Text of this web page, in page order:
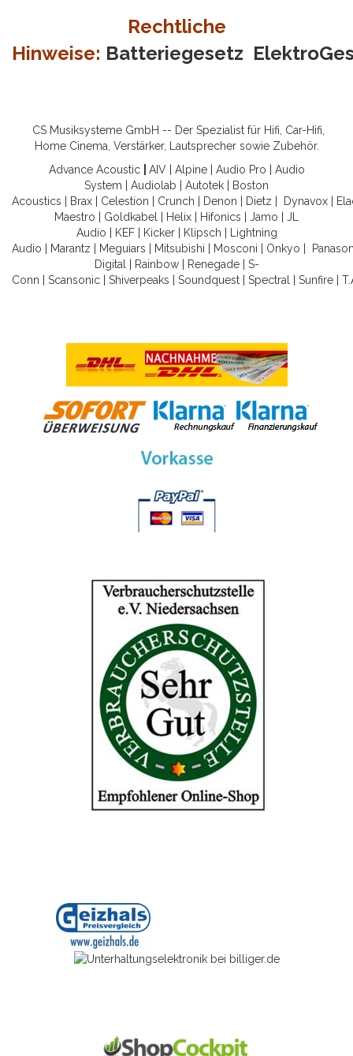
Rechtliche
Hinweise: Batteriegesetz
CS Musiksysteme GmbH -- Der Spezialist für Hifi, Car-Hifi,
Home Cinema, Verstärker, Lautsprecher sowie Zubehör.
Advance Acoustic
AIV| Alpine| Audio Pro
Audio
System
Audiolab Autotek
Boston
Acoustics
Brax Celestion Crunch Denon Dietz Dynavox
Maestro
Goldkabel Helix Hifonics Jamo
JL
Audio
KEF| Kicker| Klipsch
Lightning
Audio
Marantz Meguiars Mitsubishi Mosconi Onkyo
Digital
Rainbow| Renegade| S-
Conn
Scansonic Shiverpeaks Soundquest Spectral Sunfire